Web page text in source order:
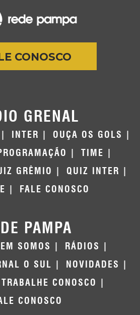
CONOSCO
GRENAL
INTER
OUÇA OS GOLS
TIME
GRÊMIO
QUIZ INTER
FALE CONOSCO
PAMPA
SOMOS
RÁDIOS
O SUL
NOVIDADES
TRABALHE CONOSCO
CONOSCO